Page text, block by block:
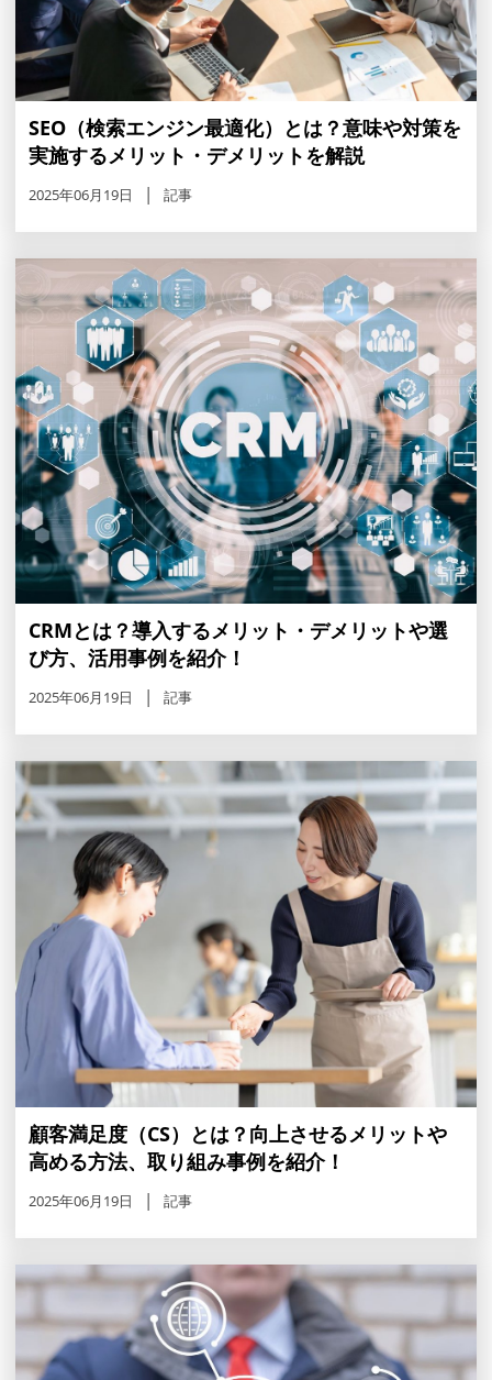
SEO（検索エンジン最適化）とは？意味や対策を
実施するメリット・デメリットを解説
2025年06月19日 記事
CRMとは？導入するメリット・デメリットや選
び方、活用事例を紹介！
2025年06月19日 記事
顧客満足度（CS）とは？向上させるメリットや
高める方法、取り組み事例を紹介！
2025年06月19日 記事